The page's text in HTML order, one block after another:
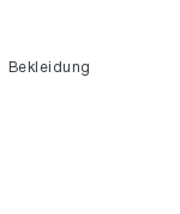
Bekleidung